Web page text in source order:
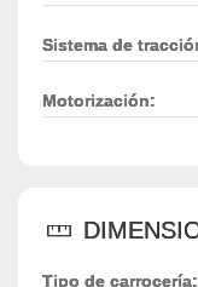
Sistema de
Motorización:
Tipo de carrocería: